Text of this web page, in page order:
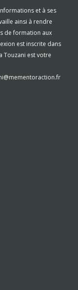
et à ses
ainsi à rendre
de formation aux
est inscrite dans
Touzani est votre